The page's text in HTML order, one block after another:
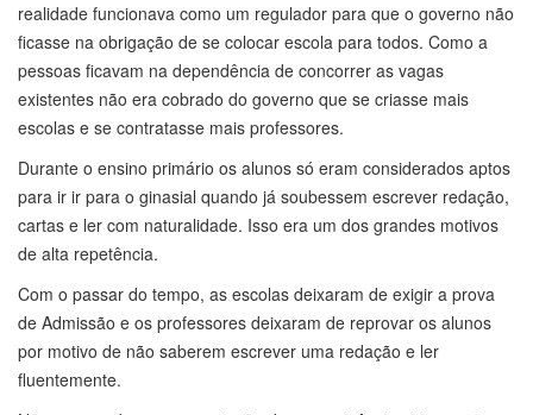
realidade funcionava como um regulador para que o governo não
ficasse na obrigação de se colocar escola para todos. Como a
pessoas ficavam na dependência de concorrer as vagas
existentes não era cobrado do governo que se criasse mais
escolas e se contratasse mais professores.
Durante o ensino primário os alunos só eram considerados aptos
para ir ir para o ginasial quando já soubessem escrever redação,
cartas e ler com naturalidade. Isso era um dos grandes motivos
de alta repetência.
Com o passar do tempo, as escolas deixaram de exigir a prova
de Admissão e os professores deixaram de reprovar os alunos
por motivo de não saberem escrever uma redação e ler
fluentemente.